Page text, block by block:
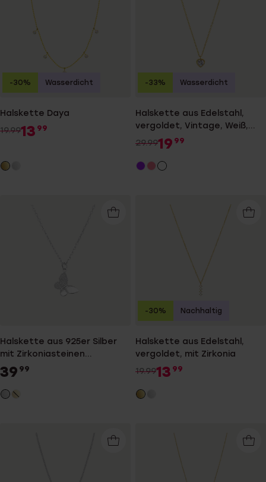
Halskette Daya
19.9913 99
-30% Wasserdicht
Halskette aus Edelstahl,
vergoldet, Vintage, Weiß,
Herz
29.9919 99
-33% Wasserdicht
Halskette aus 925er Silber
mit Zirkoniasteinen
besetztem Anhänger in
Schmetterlingsform
39 99
Halskette aus Edelstahl,
vergoldet, mit Zirkonia
19.9913 99
-30% Nachhaltig